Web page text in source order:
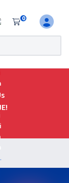
0
Farmácia/Biologia